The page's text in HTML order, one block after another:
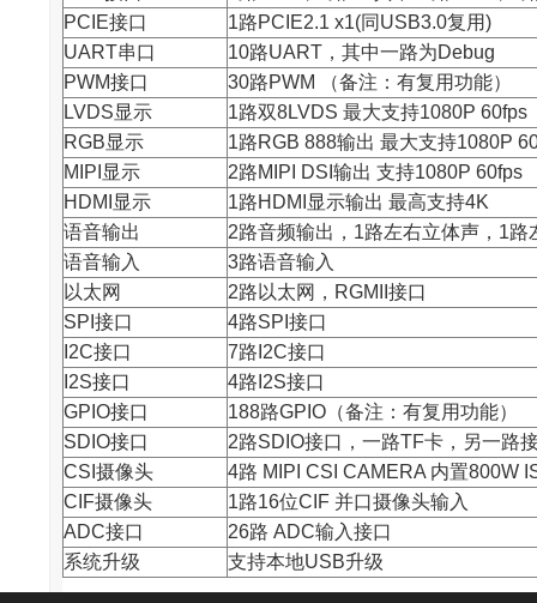
PCIE接口
1路PCIE2.1 x1(同USB3.0复用)
UART串口
10路UART，其中一路为Debug
PWM接口
30路PWM （备注：有复用功能）
LVDS显示
1路双8LVDS 最大支持1080P 60fps
RGB显示
1路RGB 888输出 最大支持1080P
MIPI显示
2路MIPI DSI输出 支持1080P 60fps
HDMI显示
1路HDMI显示输出 最高支持4K
语音输出
2路音频输出，1路左右立体声，1路
语音输入
3路语音输入
以太网
2路以太网，RGMII接口
SPI接口
4路SPI接口
I2C接口
7路I2C接口
I2S接口
4路I2S接口
GPIO接口
188路GPIO（备注：有复用功能）
SDIO接口
2路SDIO接口，一路TF卡，另一路
CSI摄像头
4路 MIPI CSI CAMERA 内置800W
CIF摄像头
1路16位CIF 并口摄像头输入
ADC接口
26路 ADC输入接口
系统升级
支持本地USB升级